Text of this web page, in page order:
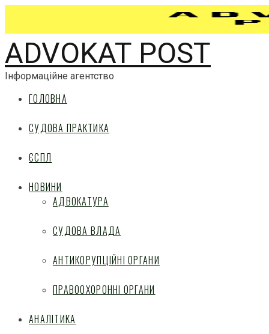
ADVOKAT POST
Інформаційне агентство
ГОЛОВНА
СУДОВА ПРАКТИКА
ЄСПЛ
НОВИНИ
АДВОКАТУРА
СУДОВА ВЛАДА
АНТИКОРУПЦІЙНІ ОРГАНИ
ПРАВООХОРОННІ ОРГАНИ
АНАЛІТИКА